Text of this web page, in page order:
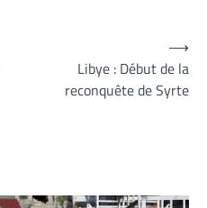
Libye : Début de la
reconquête de Syrte
⟶